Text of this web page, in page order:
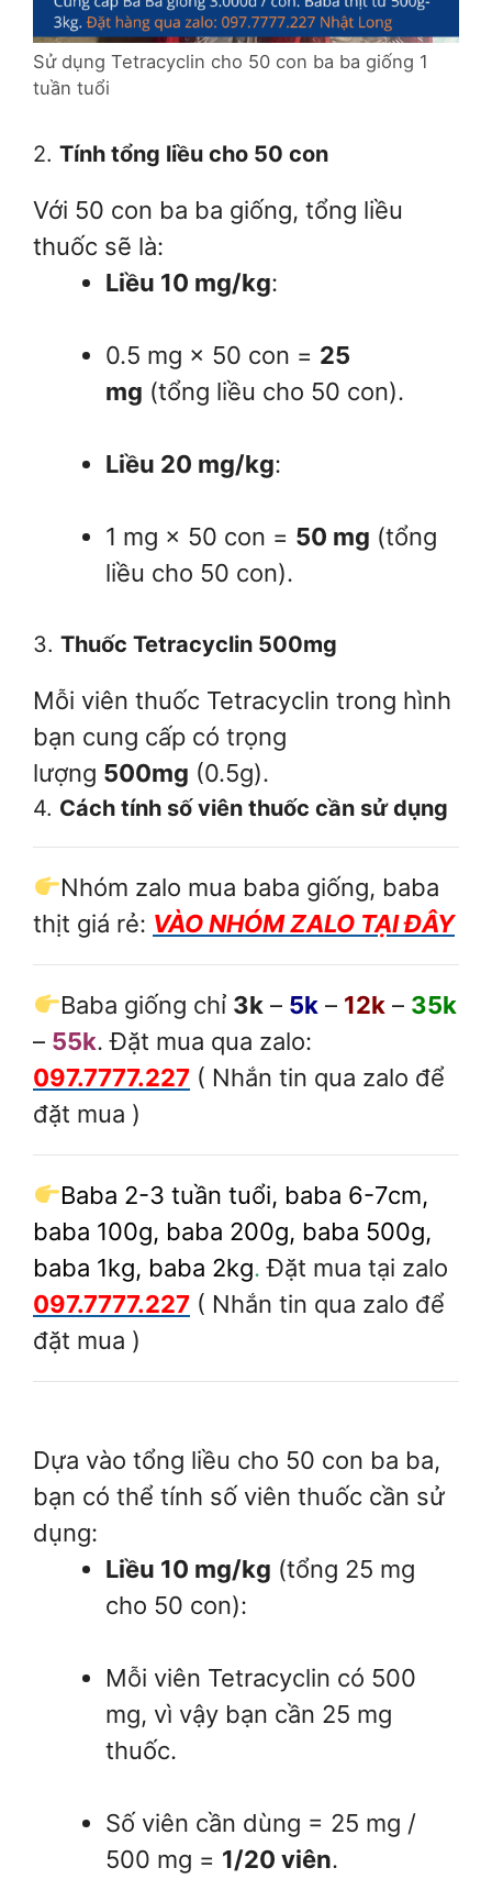
Sử dụng Tetracyclin cho 50 con ba ba giống 1
tuần tuổi
2. Tính tổng liều cho 50 con
Với 50 con ba ba giống, tổng liều
thuốc sẽ là:
Liều 10 mg/kg:
0.5 mg × 50 con = 25
mg (tổng liều cho 50 con).
Liều 20 mg/kg:
1 mg × 50 con = 50 mg (tổng
liều cho 50 con).
3. Thuốc Tetracyclin 500mg
Mỗi viên thuốc Tetracyclin trong hình
bạn cung cấp có trọng
lượng 500mg (0.5g).
4. Cách tính số viên thuốc cần sử dụng
Nhóm zalo mua baba giống, baba
thịt giá rẻ: VÀO NHÓM ZALO TẠI ĐÂY
Baba giống chỉ 3k – 5k – 12k – 35k
– 55k. Đặt mua qua zalo:
097.7777.227 ( Nhắn tin qua zalo để
đặt mua )
Baba 2-3 tuần tuổi, baba 6-7cm,
baba 100g, baba 200g, baba 500g,
baba 1kg, baba 2kg. Đặt mua tại zalo
097.7777.227 ( Nhắn tin qua zalo để
đặt mua )
Dựa vào tổng liều cho 50 con ba ba,
bạn có thể tính số viên thuốc cần sử
dụng:
Liều 10 mg/kg (tổng 25 mg
cho 50 con):
Mỗi viên Tetracyclin có 500
mg, vì vậy bạn cần 25 mg
thuốc.
Số viên cần dùng = 25 mg /
500 mg = 1/20 viên.